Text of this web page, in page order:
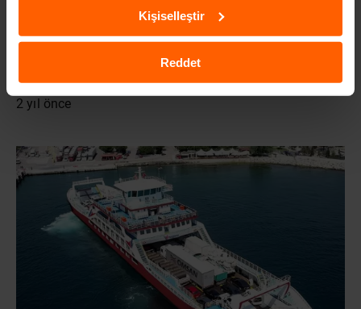
Kişiselleştir
Reddet
2025 TRAFIK CEZALARI NE KADAR?
2 yıl önce